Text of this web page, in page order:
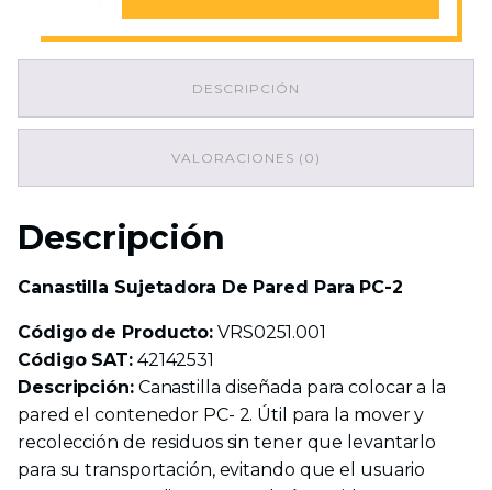
Sujetadora
Pared
cantidad
DESCRIPCIÓN
VALORACIONES (0)
Descripción
Canastilla Sujetadora De Pared Para PC-2
Código de Producto: VRS0251.001
Código SAT:42142531
Descripción:Canastilla diseñada para colocar a la
pared el contenedor PC- 2. Útil para la mover y
recolección de residuos sin tener que levantarlo
para su transportación, evitando que el usuario